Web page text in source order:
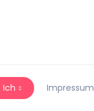
Ich Impressum